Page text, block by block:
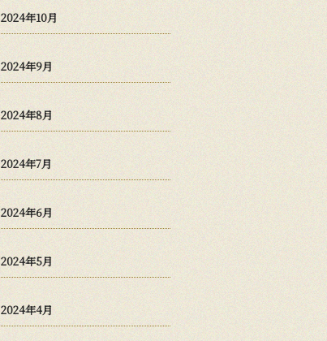
2024年10月
2024年9月
2024年8月
2024年7月
2024年6月
2024年5月
2024年4月